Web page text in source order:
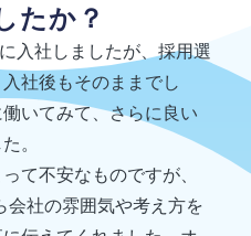
たか？
入社しましたが、採用選
社後もそのままでし
いてみて、さらに良い
。
て不安なものですが、
会社の雰囲気や考え方を